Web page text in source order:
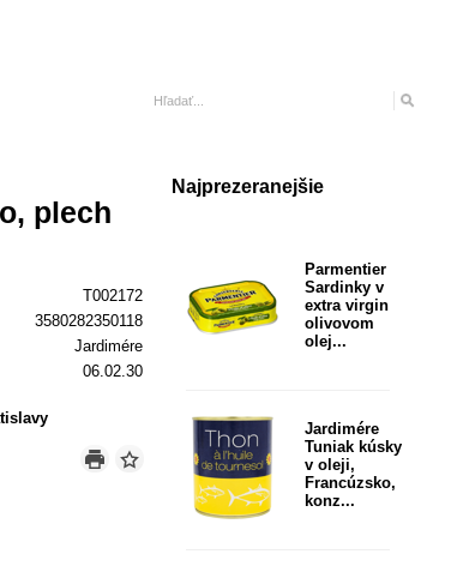
Najprezeranejšie
Parmentier
Sardinky v
extra virgin
olivovom
olej...
Jardimére
Tuniak kúsky
v oleji,
Francúzsko,
konz...
plech
T002172
3580282350118
Jardimére
06.02.30